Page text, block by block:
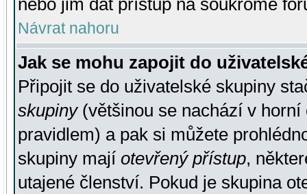
nebo jim dát přístup na soukromé
Návrat nahoru
Jak se mohu zapojit do
Připojit se do uživatelské skupiny
skupiny(většinou se nachází v horní
pravidlem) a pak si můžete
skupiny mají otevřený přístup,
utajené členství. Pokud je skupina